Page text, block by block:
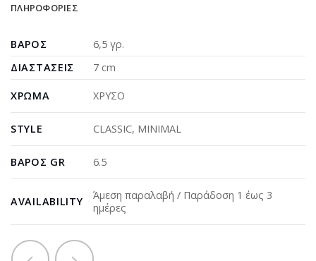
ΠΛΗΡΟΦΟΡΊΕΣ
ΒΆΡΟΣ
6,5 γρ.
ΔΙΑΣΤΆΣΕΙΣ
7 cm
ΧΡΏΜΑ ΧΡΥΣΟ
STYLE CLASSIC, MINIMAL
ΒΆΡΟΣ GR 6.5
AVAILABILITY
Άμεση παραλαβή / Παράδοση 1 έως 3
ημέρες